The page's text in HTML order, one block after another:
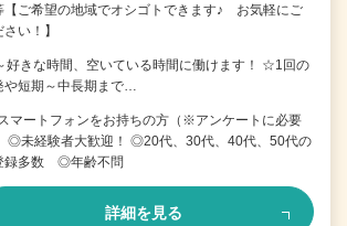
【ご希望の地域でオシゴトできます♪ お気軽にご
い！】
好きな時間、空いている時間に働けます！ ☆1回の
や短期～中長期まで…
マートフォンをお持ちの方（※アンケートに必要
◎未経験者大歓迎！ ◎20代、30代、40代、50代の
録多数 ◎年齢不問
詳細を見る